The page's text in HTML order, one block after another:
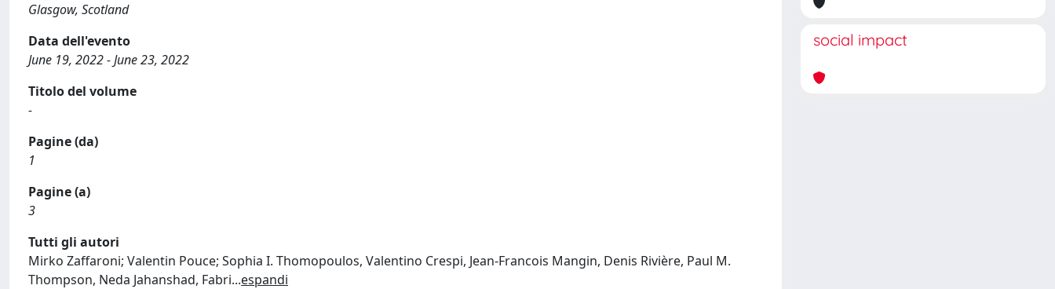
Glasgow, Scotland
Data dell'evento
June 19, 2022 - June 23, 2022
Titolo del volume
-
Pagine (da)
1
Pagine (a)
3
Tutti gli autori
Mirko Zaffaroni; Valentin Pouce; Sophia I. Thomopoulos, Valentino Crespi, Jean-Francois Mangin, Denis Rivière, Paul M.
Thompson, Neda Jahanshad, Fabri...espandi
social impact